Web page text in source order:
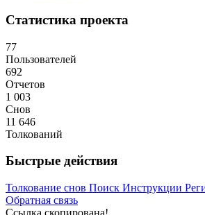
Статистика проекта
77
Пользователей
692
Отчетов
1 003
Снов
11 646
Толкований
Быстрые действия
Толкование снов Поиск Инструкции
Обратная связь
Ссылка скопирована!